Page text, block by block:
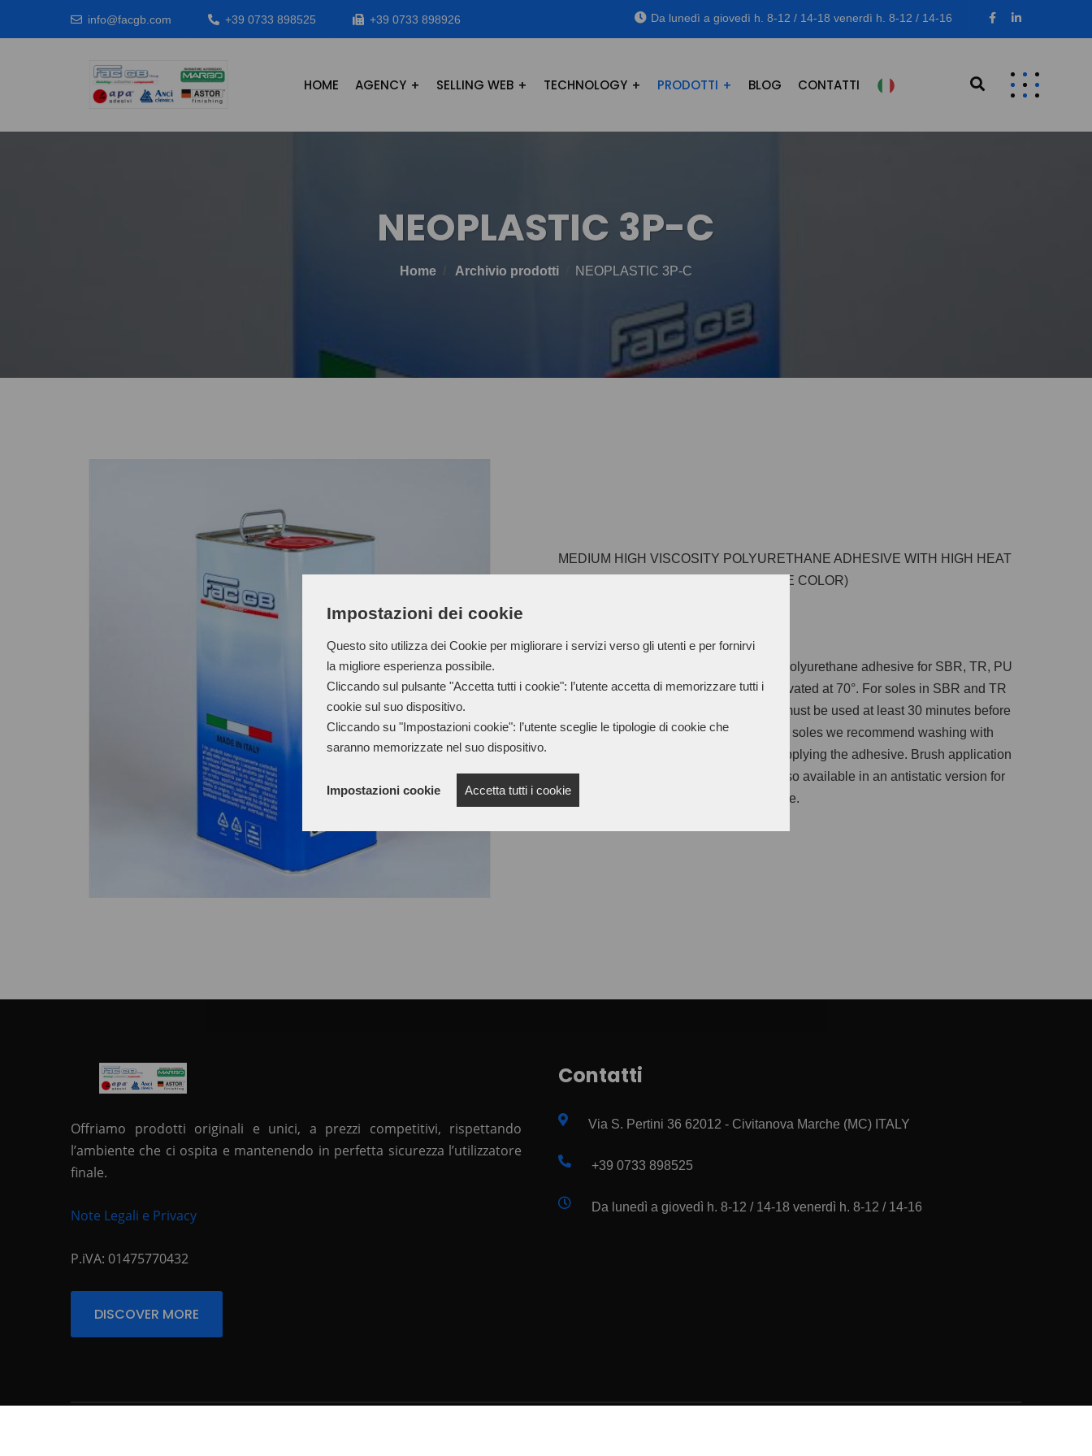
Impostazioni dei cookie
Questo sito utilizza dei Cookie per migliorare i servizi verso gli utenti e per fornirvi
la migliore esperienza possibile.
Cliccando sul pulsante "Accetta tutti i cookie": l’utente accetta di memorizzare tutti i
cookie sul suo dispositivo.
Cliccando su "Impostazioni cookie": l’utente sceglie le tipologie di cookie che
saranno memorizzate nel suo dispositivo.
Impostazioni cookie Accetta tutti i cookie
info@facgb.com +39 0733 898525 +39 0733 898926 Da lunedì a giovedì h. 8-12 / 14-18 venerdì h. 8-12 / 14-16
HOME AGENCY SELLING WEB TECHNOLOGY PRODOTTI BLOG CONTATTI
NEOPLASTIC 3P-C
Home Archivio prodotti NEOPLASTIC 3P-C
MEDIUM HIGH VISCOSITY POLYURETHANE ADHESIVE WITH HIGH HEAT
RESISTANCE (TRANSPARENT WHITE COLOR)
Neoplastic 3PC is a single-component polyurethane adhesive for SBR, TR, PU
and PVC rubber soles that can be reactivated at 70°. For soles in SBR and TR
rubber, Primer Fac halogenating agent must be used at least 30 minutes before
applying the adhesive. For PU and PVC soles we recommend washing with
Solvente M at least 10 minutes before applying the adhesive. Brush application
on both sides. Strong tear resistance. Also available in an antistatic version for
bonding materials that require this feature.
Offriamo prodotti originali e unici, a prezzi competitivi, rispettando
l’ambiente che ci ospita e mantenendo in perfetta sicurezza l’utilizzatore
finale.
Note Legali e Privacy
P.iVA: 01475770432
DISCOVER MORE
Contatti
Via S. Pertini 36 62012 - Civitanova Marche (MC) ITALY
+39 0733 898525
Da lunedì a giovedì h. 8-12 / 14-18 venerdì h. 8-12 / 14-16